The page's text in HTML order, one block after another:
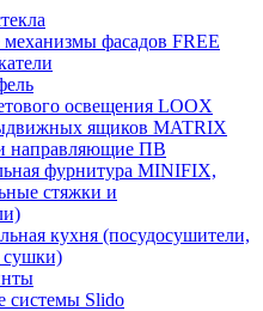
фасадов FREE
освещения LOOX
ящиков MATRIX
направляющие ПВ
фурнитура MINIFIX,
стяжки и
кухня (посудосушители,
сушки)
системы Slido